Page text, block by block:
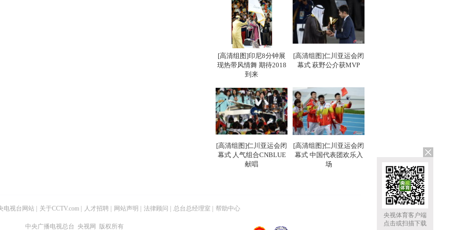
央视体育客户端
点击或扫描下载
[高清组图]印尼8分钟展
现热带风情舞 期待2018
到来
[高清组图]仁川亚运会闭
幕式 萩野公介获MVP
[高清组图]仁川亚运会闭
幕式 人气组合CNBLUE
献唱
[高清组图]仁川亚运会闭
幕式 中国代表团欢乐入
场
电视台网站 关于CCTV.com 人才招聘 网站声明 法律顾问 总台总经理室 帮助中心
中央广播电视总台 央视网 版权所有